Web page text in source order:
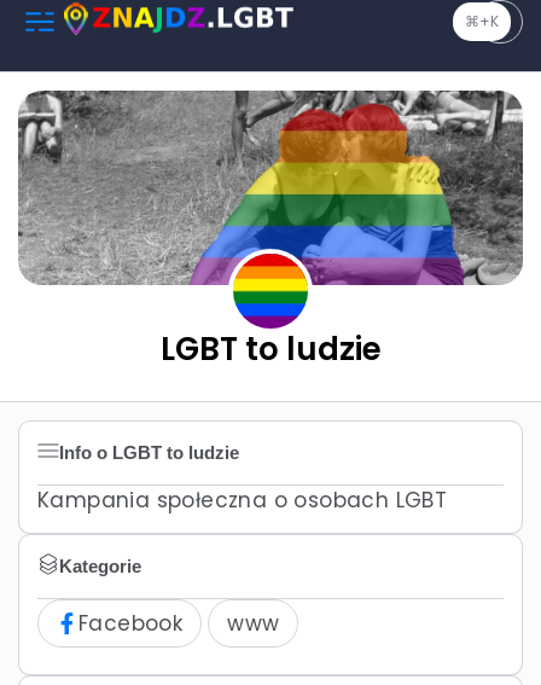
⌘+K
LGBT to ludzie
Info o LGBT to ludzie
Kampania społeczna o osobach LGBT
Kategorie
Facebook www